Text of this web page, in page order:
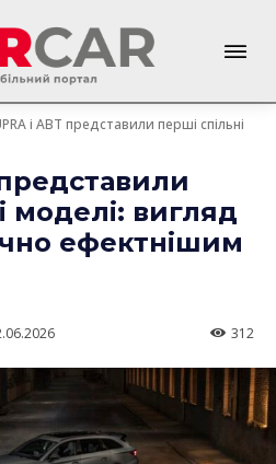
і ABT представили перші спільні
моделі: вигляд
ефектнішим
312